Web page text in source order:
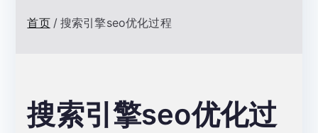
首页 搜索引擎seo优化过程
搜索引擎seo优化过